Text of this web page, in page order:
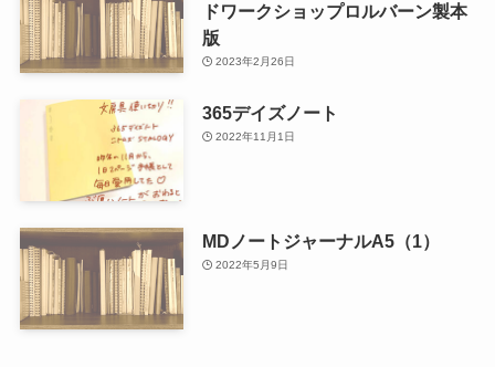
ドワークショップロルバーン製本
版
2023年2月26日
365デイズノート
2022年11月1日
MDノートジャーナルA5（1）
2022年5月9日